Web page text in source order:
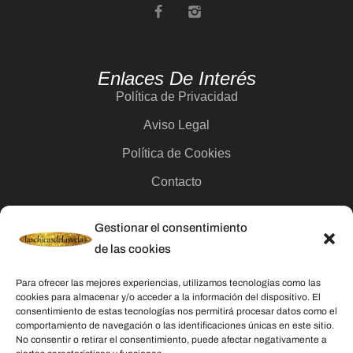
Gestionar el consentimiento
de las cookies
Para ofrecer las mejores experiencias, utilizamos tecnologías como las
cookies para almacenar y/o acceder a la información del dispositivo. El
consentimiento de estas tecnologías nos permitirá procesar datos como el
comportamiento de navegación o las identificaciones únicas en este sitio.
No consentir o retirar el consentimiento, puede afectar negativamente a
Enlaces De Interés
Política de Privacidad
Aviso Legal
Política de Cookies
Contacto
Categorías
Velas
Inciensos
Aceites esenciales
Aguas rituales y colonias